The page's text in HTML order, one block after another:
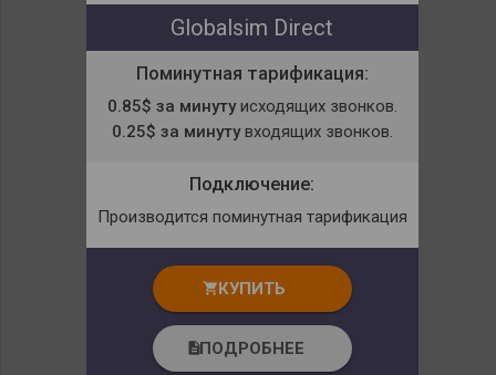
Globalsim Direct
Поминутная тарификация:
0.85$ за минутуисходящих звонков.
0.25$ за минутувходящих звонков.
Подключение:
Производится поминутная тарификация
shopping_cartКУПИТЬ
descriptionПОДРОБНЕЕ